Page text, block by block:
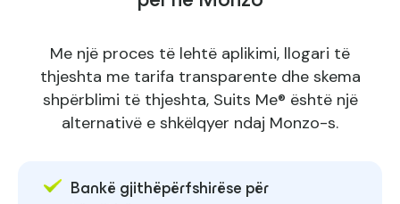
Me një proces të lehtë aplikimi, llogari të
thjeshta me tarifa transparente dhe skema
shpërblimi të thjeshta, Suits Me® është një
alternativë e shkëlqyer ndaj Monzo-s.
Bankë gjithëpërfshirëse për